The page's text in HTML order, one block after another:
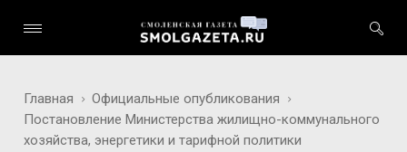
Главная
Официальные опубликования
Постановление Министерства жилищно-коммунального
хозяйства, энергетики и тарифной политики